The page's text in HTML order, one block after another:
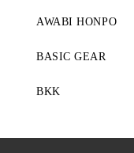
AWABI HONPO
BASIC GEAR
BKK